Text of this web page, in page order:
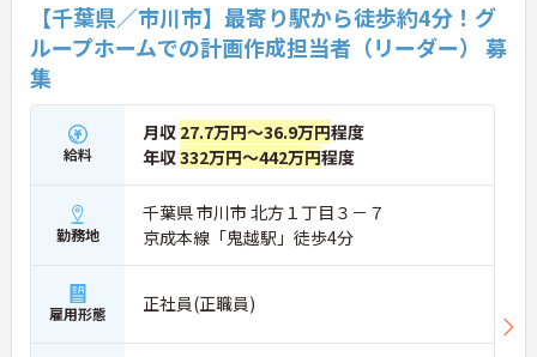
【千葉県／市川市】最寄り駅から徒歩約4分！グ
ループホームでの計画作成担当者（リーダー） 募
集
給料
月収 27.7万円～36.9万円程度
年収332万円～442万円程度
勤務地
千葉県 市川市 北方１丁目３－７
京成本線「鬼越駅」徒歩4分
雇用形態 正社員(正職員)